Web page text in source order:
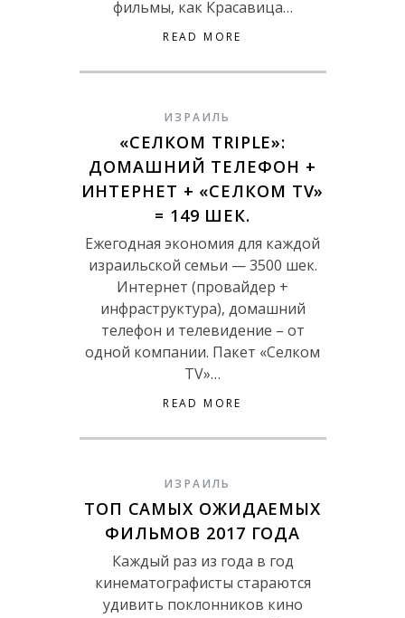
фильмы, как Красавица…
READ MORE
ИЗРАИЛЬ
«СЕЛКОМ TRIPLE»:
ДОМАШНИЙ ТЕЛЕФОН +
ИНТЕРНЕТ + «СЕЛКОМ TV»
= 149 ШЕК.
Ежегодная экономия для каждой
израильской семьи — 3500 шек.
Интернет (провайдер +
инфраструктура), домашний
телефон и телевидение – от
одной компании. Пакет «Селком
TV»…
READ MORE
ИЗРАИЛЬ
ТОП САМЫХ ОЖИДАЕМЫХ
ФИЛЬМОВ 2017 ГОДА
Каждый раз из года в год
кинематографисты стараются
удивить поклонников кино